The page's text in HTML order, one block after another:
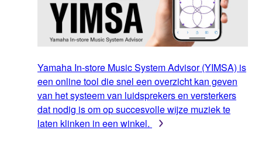
Yamaha In-store Music System Advisor (YIMSA) is
een online tool die snel een overzicht kan geven
van het systeem van luidsprekers en versterkers
dat nodig is om op succesvolle wijze muziek te
laten klinken in een winkel.